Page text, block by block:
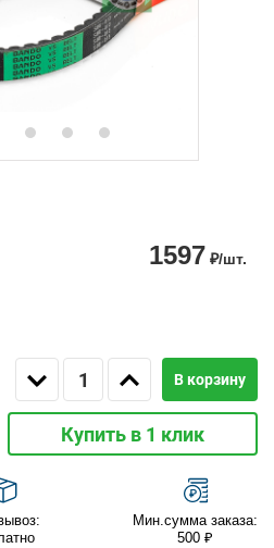
1597 ₽/шт.
В корзину
Купить в 1 клик
Мин.сумма заказа:
500 ₽